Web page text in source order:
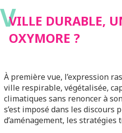
VVILLE DURABLE,
OXYMORE ?
À première vue, l’expression
ville respirable, végétalisée,
climatiques sans renoncer à
s’est imposé dans les discours
d’aménagement, les